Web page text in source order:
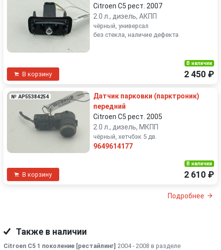
Citroen C5 рест. 2007
2.0 л., дизель, АКПП
чёрный, универсал
без стекла, наличие дефекта
В корзину
В наличии
2 450 ₽
№ AP55384254
Датчик парковки (парктроник)
передний
Citroen C5 рест. 2005
2.0 л., дизель, МКПП
чёрный, хетчбэк 5 дв.
9649614177
В корзину
В наличии
2 610 ₽
Подробнее
Также в наличии
Citroen C5 1 поколение [рестайлинг] 2004 - 2008 в разделе